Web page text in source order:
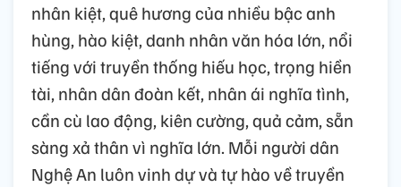
nhân kiệt, quê hương của nhiều bậc anh
hùng, hào kiệt, danh nhân văn hóa lớn, nổi
tiếng với truyền thống hiếu học, trọng hiền
tài, nhân dân đoàn kết, nhân ái nghĩa tình,
cần cù lao động, kiên cường, quả cảm, sẵn
sàng xả thân vì nghĩa lớn. Mỗi người dân
Nghệ An luôn vinh dự và tự hào về truyền